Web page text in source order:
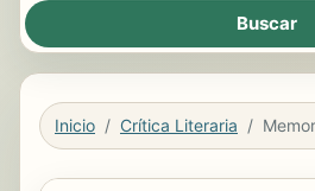
Inicio Crítica Literaria